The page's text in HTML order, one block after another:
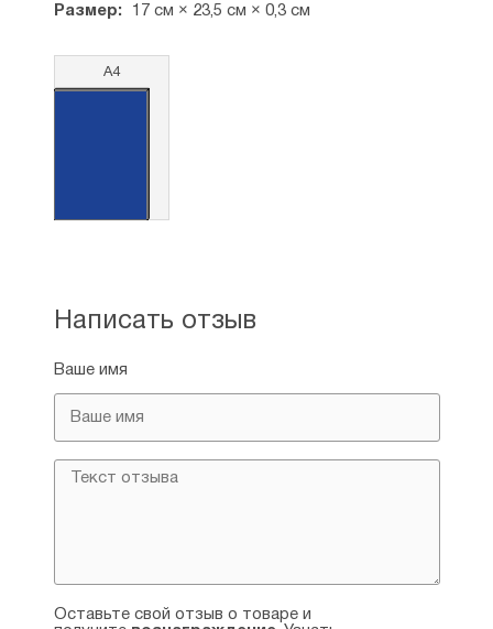
Размер: 17 см × 23,5 см × 0,3 см
А4
Написать отзыв
Ваше имя
Оставьте свой отзыв о товаре и